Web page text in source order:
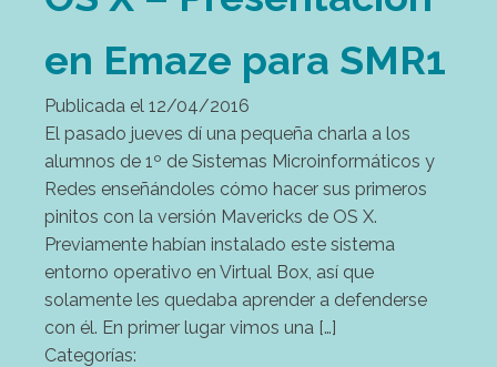
en Emaze para SMR1
Publicada el 12/04/2016
El pasado jueves dí una pequeña charla a los
alumnos de 1º de Sistemas Microinformáticos y
Redes enseñándoles cómo hacer sus primeros
pinitos con la versión Mavericks de OS X.
Previamente habían instalado este sistema
entorno operativo en Virtual Box, así que
solamente les quedaba aprender a defenderse
con él. En primer lugar vimos una […]
Categorías: